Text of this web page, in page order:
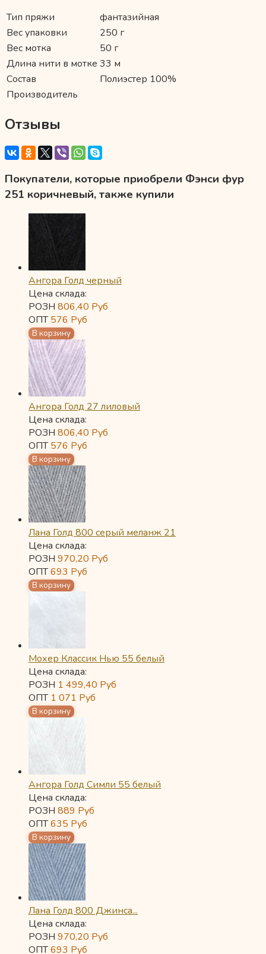
Тип пряжи
фантазийная
Вес упаковки
250 г
Вес мотка
50 г
Длина нити в мотке 33 м
Состав
Полиэстер 100%
Производитель
Отзывы
Покупатели, которые приобрели Фэнси фур
251 коричневый, также купили
Ангора Голд черный
Цена склада:
РОЗН 806,40 Руб
ОПТ576 Руб
Ангора Голд 27 лиловый
Цена склада:
РОЗН 806,40 Руб
ОПТ576 Руб
Лана Голд 800 серый меланж 21
Цена склада:
РОЗН 970,20 Руб
ОПТ693 Руб
Мохер Классик Нью 55 белый
Цена склада:
РОЗН 1 499,40 Руб
ОПТ 1 071 Руб
Ангора Голд Симли 55 белый
Цена склада:
РОЗН 889 Руб
ОПТ635 Руб
Лана Голд 800 Джинса...
Цена склада:
РОЗН 970,20 Руб
ОПТ693 Руб